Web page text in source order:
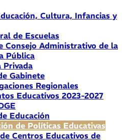
Cultura, Infancias y
de Escuelas
Consejo Administrativo de la
Pública
Privada
Gabinete
Regionales
Educativos 2023-2027
Educación
de Políticas Educativas
Centros Educativos de